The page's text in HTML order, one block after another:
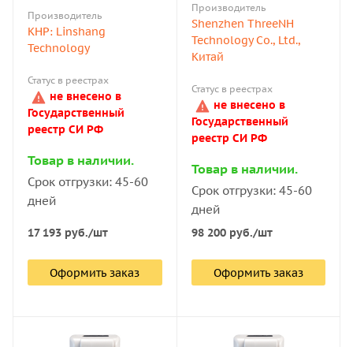
Производитель
КНР: Linshang
Technology
Статус в реестрах
не внесено в
Государственный
реестр СИ РФ
Товар в наличии.
Срок отгрузки: 45-60
дней
17 193 руб./шт
Оформить заказ
Производитель
Shenzhen ThreeNH
Technology Co., Ltd.,
Китай
Статус в реестрах
не внесено в
Государственный
реестр СИ РФ
Товар в наличии.
Срок отгрузки: 45-60
дней
98 200руб./шт
Оформить заказ